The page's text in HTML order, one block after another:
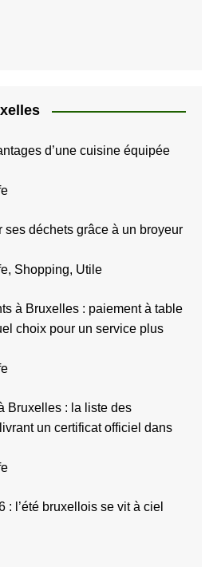
d’une cuisine équipée
ses déchets grâce à un broyeur
Shopping, Utile
à Bruxelles : paiement à table
choix pour un service plus
Bruxelles : la liste des
un certificat officiel dans
: l’été bruxellois se vit à ciel